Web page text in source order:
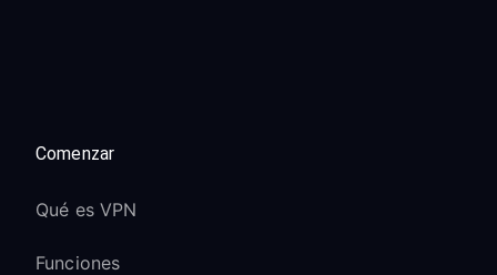
Comenzar
Qué es VPN
Funciones